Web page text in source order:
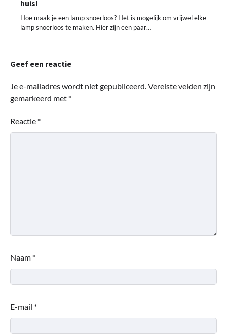
huis!
Hoe maak je een lamp snoerloos? Het is mogelijk om vrijwel elke
lamp snoerloos te maken. Hier zijn een paar…
Geef een reactie
Je e-mailadres wordt niet gepubliceerd. Vereiste velden zijn
gemarkeerd met *
Reactie *
Naam *
E-mail *